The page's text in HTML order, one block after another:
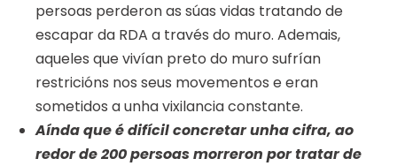
persoas perderon as súas vidas tratando de
escapar da RDA a través do muro. Ademais,
aqueles que vivían preto do muro sufrían
restricións nos seus movementos e eran
sometidos a unha vixilancia constante.
Aínda que é difícil concretar unha cifra, ao
redor de 200 persoas morreron por tratar de